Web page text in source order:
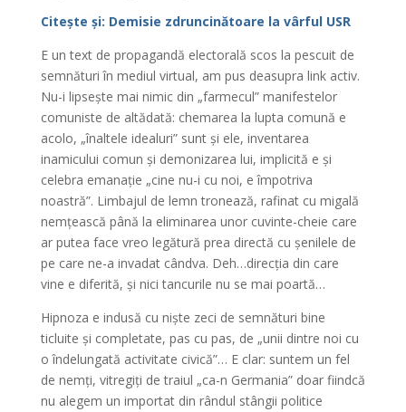
Citește și: Demisie zdruncinătoare la vârful USR
E un text de propagandă electorală scos la pescuit de
semnături în mediul virtual, am pus deasupra link activ.
Nu-i lipsește mai nimic din „farmecul” manifestelor
comuniste de altădată: chemarea la lupta comună e
acolo, „înaltele idealuri” sunt și ele, inventarea
inamicului comun și demonizarea lui, implicită e și
celebra emanație „cine nu-i cu noi, e împotriva
noastră”. Limbajul de lemn tronează, rafinat cu migală
nemțească până la eliminarea unor cuvinte-cheie care
ar putea face vreo legătură prea directă cu șenilele de
pe care ne-a invadat cândva. Deh…direcția din care
vine e diferită, și nici tancurile nu se mai poartă…
Hipnoza e indusă cu niște zeci de semnături bine
ticluite și completate, pas cu pas, de „unii dintre noi cu
o îndelungată activitate civică”… E clar: suntem un fel
de nemți, vitregiți de traiul „ca-n Germania” doar fiindcă
nu alegem un importat din rândul stângii politice